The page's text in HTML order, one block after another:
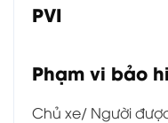
PVI
Phạm vi bảo
Chủ xe/ Người